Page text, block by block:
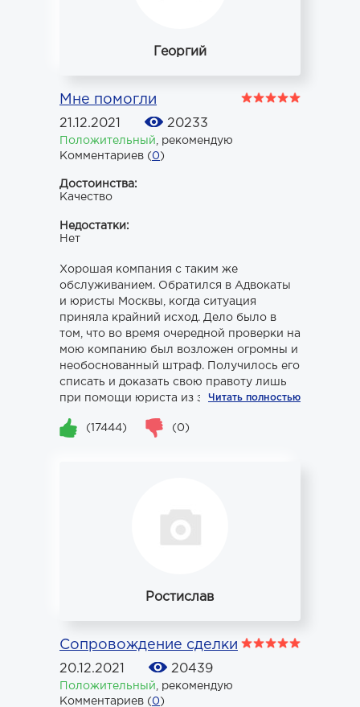
Георгий
Мне помогли
21.12.2021 20233
Положительный
рекомендую
Комментариев (0)
Достоинства:
Качество
Недостатки:
Нет
Хорошая компания с таким же
обслуживанием. Обратился в Адвокаты
и юристы Москвы, когда ситуация
приняла крайний исход. Дело было в
том, что во время очередной проверки на
мою компанию был возложен огромны и
необоснованный штраф. Получилось его
списать и доказать свою правоту лишь
при помощи юриста из этой ком...Читать полностью
(17444) (0)
Ростислав
Сопровождение сделки
20.12.2021 20439
Положительный
рекомендую
Комментариев (0)